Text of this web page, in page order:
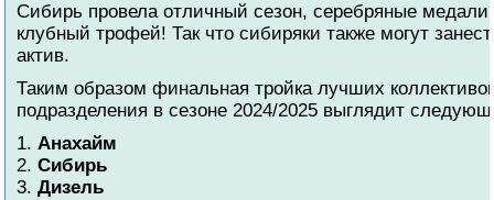
Сибирь провела отличный сезон, серебряные
клубный трофей! Так что сибиряки также могут
актив.
Таким образом финальная тройка лучших
подразделения в сезоне 2024/2025 выглядит
1. Анахайм
2. Сибирь
3. Дизель